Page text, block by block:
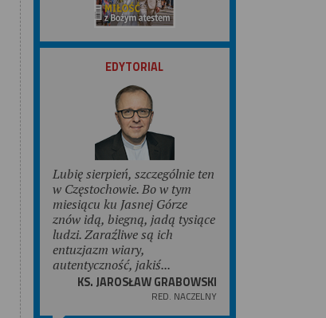
ZOBACZ
EDYTORIAL
Lubię sierpień, szczególnie ten
w Częstochowie. Bo w tym
miesiącu ku Jasnej Górze
znów idą, biegną, jadą tysiące
ludzi. Zaraźliwe są ich
entuzjazm wiary,
autentyczność, jakiś...
KS. JAROSŁAW GRABOWSKI
RED. NACZELNY